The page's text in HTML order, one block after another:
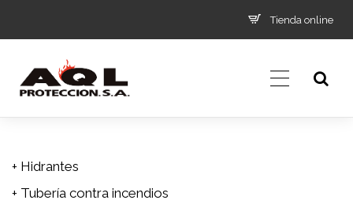
Tienda online
+ Hidrantes
+ Tubería contra incendios